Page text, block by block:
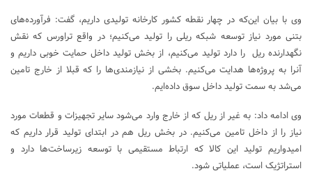
وی با بیان این‌که در چهار نقطه کشور کارخانه تولیدی داریم، گفت:‌ فرآورده‌های
بتنی مورد نیاز توسعه شبکه ریلی را تولید می‌کنیم؛ در واقع تراورس که نقش
نگهدارنده ریل را دارد تولید می‌کنیم، از بخش تولید داخل حمایت خوبی داریم و
آنرا به پروژه‌ها هدایت می‌کنیم. بخشی از نیازمندی‌ها را که قبلا از خارج تامین
می‌شد به سمت تولید داخل سوق داده‌ایم.
وی ادامه داد: به غیر از ریل که از خارج وارد می‌شود سایر تجهیزات و قطعات مورد
نیاز را از داخل تامین می‌کنیم. در بخش ریل هم در ابتدای تولید قرار داریم که
امیدواریم تولید این کالا که ارتباط مستقیمی با توسعه زیرساخت‌ها دارد و
استراتژیک است، عملیاتی شود.